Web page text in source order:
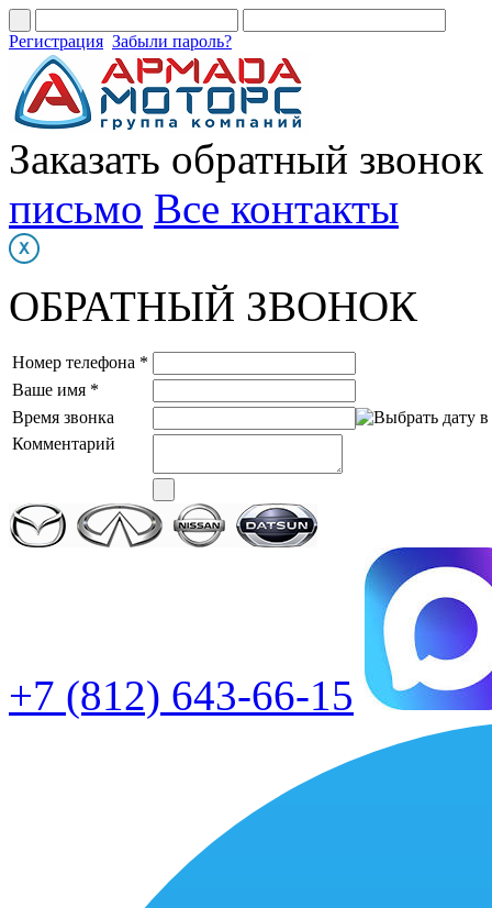
Регистрация Забыли пароль?
Заказать обратный звонок
письмо Все контакты
ОБРАТНЫЙ ЗВОНОК
Номер телефона *
Ваше имя *
Время звонка
Комментарий
+7 (812) 643-66-15